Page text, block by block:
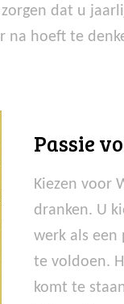
dat u
na hoeft te
Passie
Kiezen voor
dranken. U
werk als een
te voldoen.
komt te